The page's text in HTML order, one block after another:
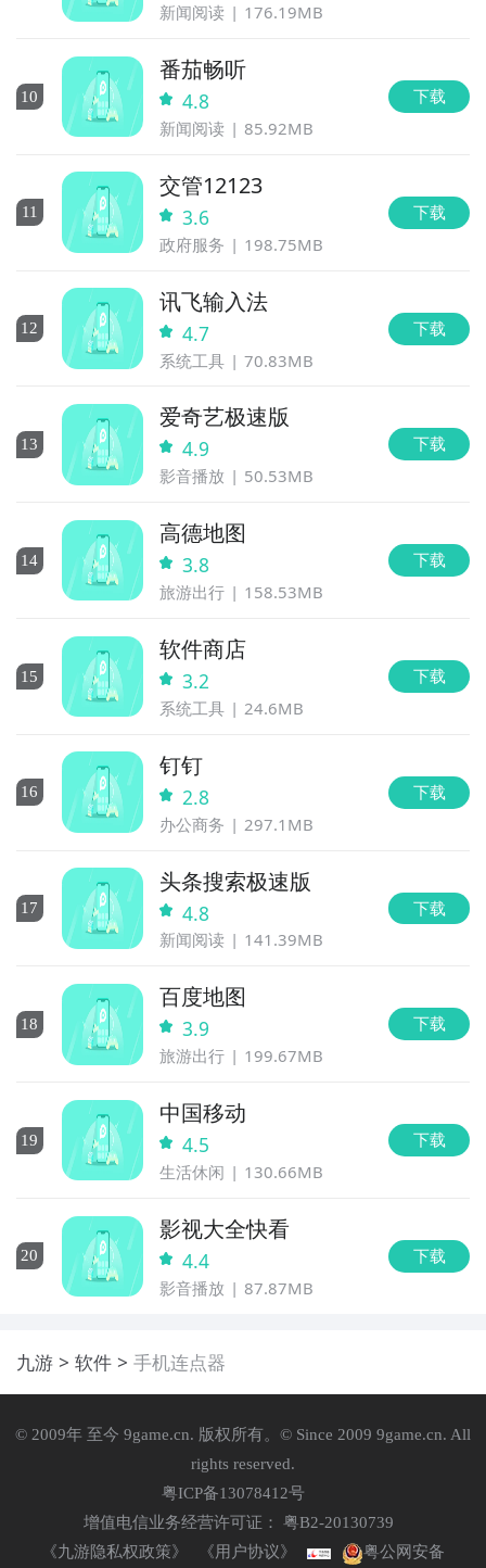
新闻阅读 176.19MB
10
番茄畅听
4.8
新闻阅读 85.92MB
下载
11
交管12123
3.6
政府服务 198.75MB
下载
12
讯飞输入法
4.7
系统工具 70.83MB
下载
13
爱奇艺极速版
4.9
影音播放 50.53MB
下载
14
高德地图
3.8
旅游出行 158.53MB
下载
15
软件商店
3.2
系统工具 24.6MB
下载
16
钉钉
2.8
办公商务 297.1MB
下载
17
头条搜索极速版
4.8
新闻阅读 141.39MB
下载
18
百度地图
3.9
旅游出行 199.67MB
下载
19
中国移动
4.5
生活休闲 130.66MB
下载
20
影视大全快看
4.4
影音播放 87.87MB
下载
九游 软件 手机连点器
© 2009年 至今 9game.cn. 版权所有。© Since 2009 9game.cn. All
rights reserved.
粤ICP备13078412号
增值电信业务经营许可证： 粤B2-20130739
《九游隐私权政策》
《用户协议》 粤公网安备